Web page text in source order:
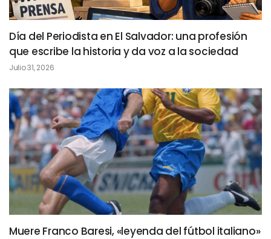
Día del Periodista en El Salvador: una profesión
que escribe la historia y da voz a la sociedad
Julio 31, 2026
Muere Franco Baresi, «leyenda del fútbol italiano»